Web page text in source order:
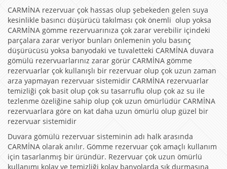
CARMİNA rezervuar çok hassas olup şebekeden gelen suya
kesinlikle basıncı düşürücü takılması çok önemli olup yoksa
CARMİNA gömme rezervuarınıza çok zarar verebilir içindeki
parçalara zarar veriyor bunları önlemenin yolu basınç
düşürücüsü yoksa banyodaki ve tuvaletteki CARMİNA duvara
gömülü rezervuarlarınız zarar görür CARMİNA gömme
rezervuarlar çok kullanışlı bir rezervuar olup çok uzun zaman
arza yapmayan rezervuar sistemidir CARMİNA rezervuarlar
temizliği çok basit olup çok su tasarruflu olup çok az su ile
tezlenme özeliğine sahip olup çok uzun ömürlüdür CARMİNA
rezervuarlara göre on kat daha uzun ömürlü olup güzel bir
rezervuar sistemidir
Duvara gömülü rezervuar sisteminin adı halk arasında
CARMİNA olarak anılır. Gömme rezervuar çok amaçlı kullanım
için tasarlanmış bir üründür. Rezervuar çok uzun ömürlü
kullanımı kolay ve temizliği kolay banyolarda şık durmasına